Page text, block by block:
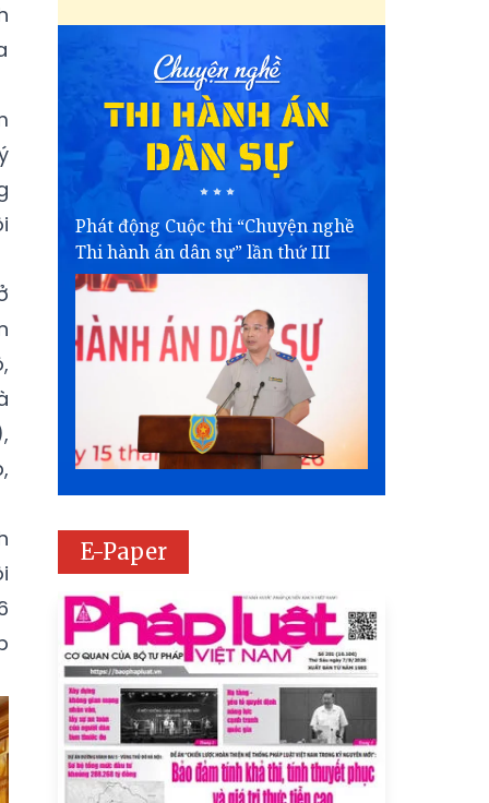
Phát động Cuộc thi “Chuyện nghề
Thi hành án dân sự” lần thứ III
E-Paper